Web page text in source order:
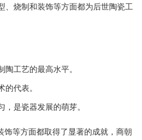
、烧制和装饰等方面都为后世陶瓷工
工艺的最高水平。
代表。
是瓷器发展的萌芽。
等方面都取得了显著的成就，商朝